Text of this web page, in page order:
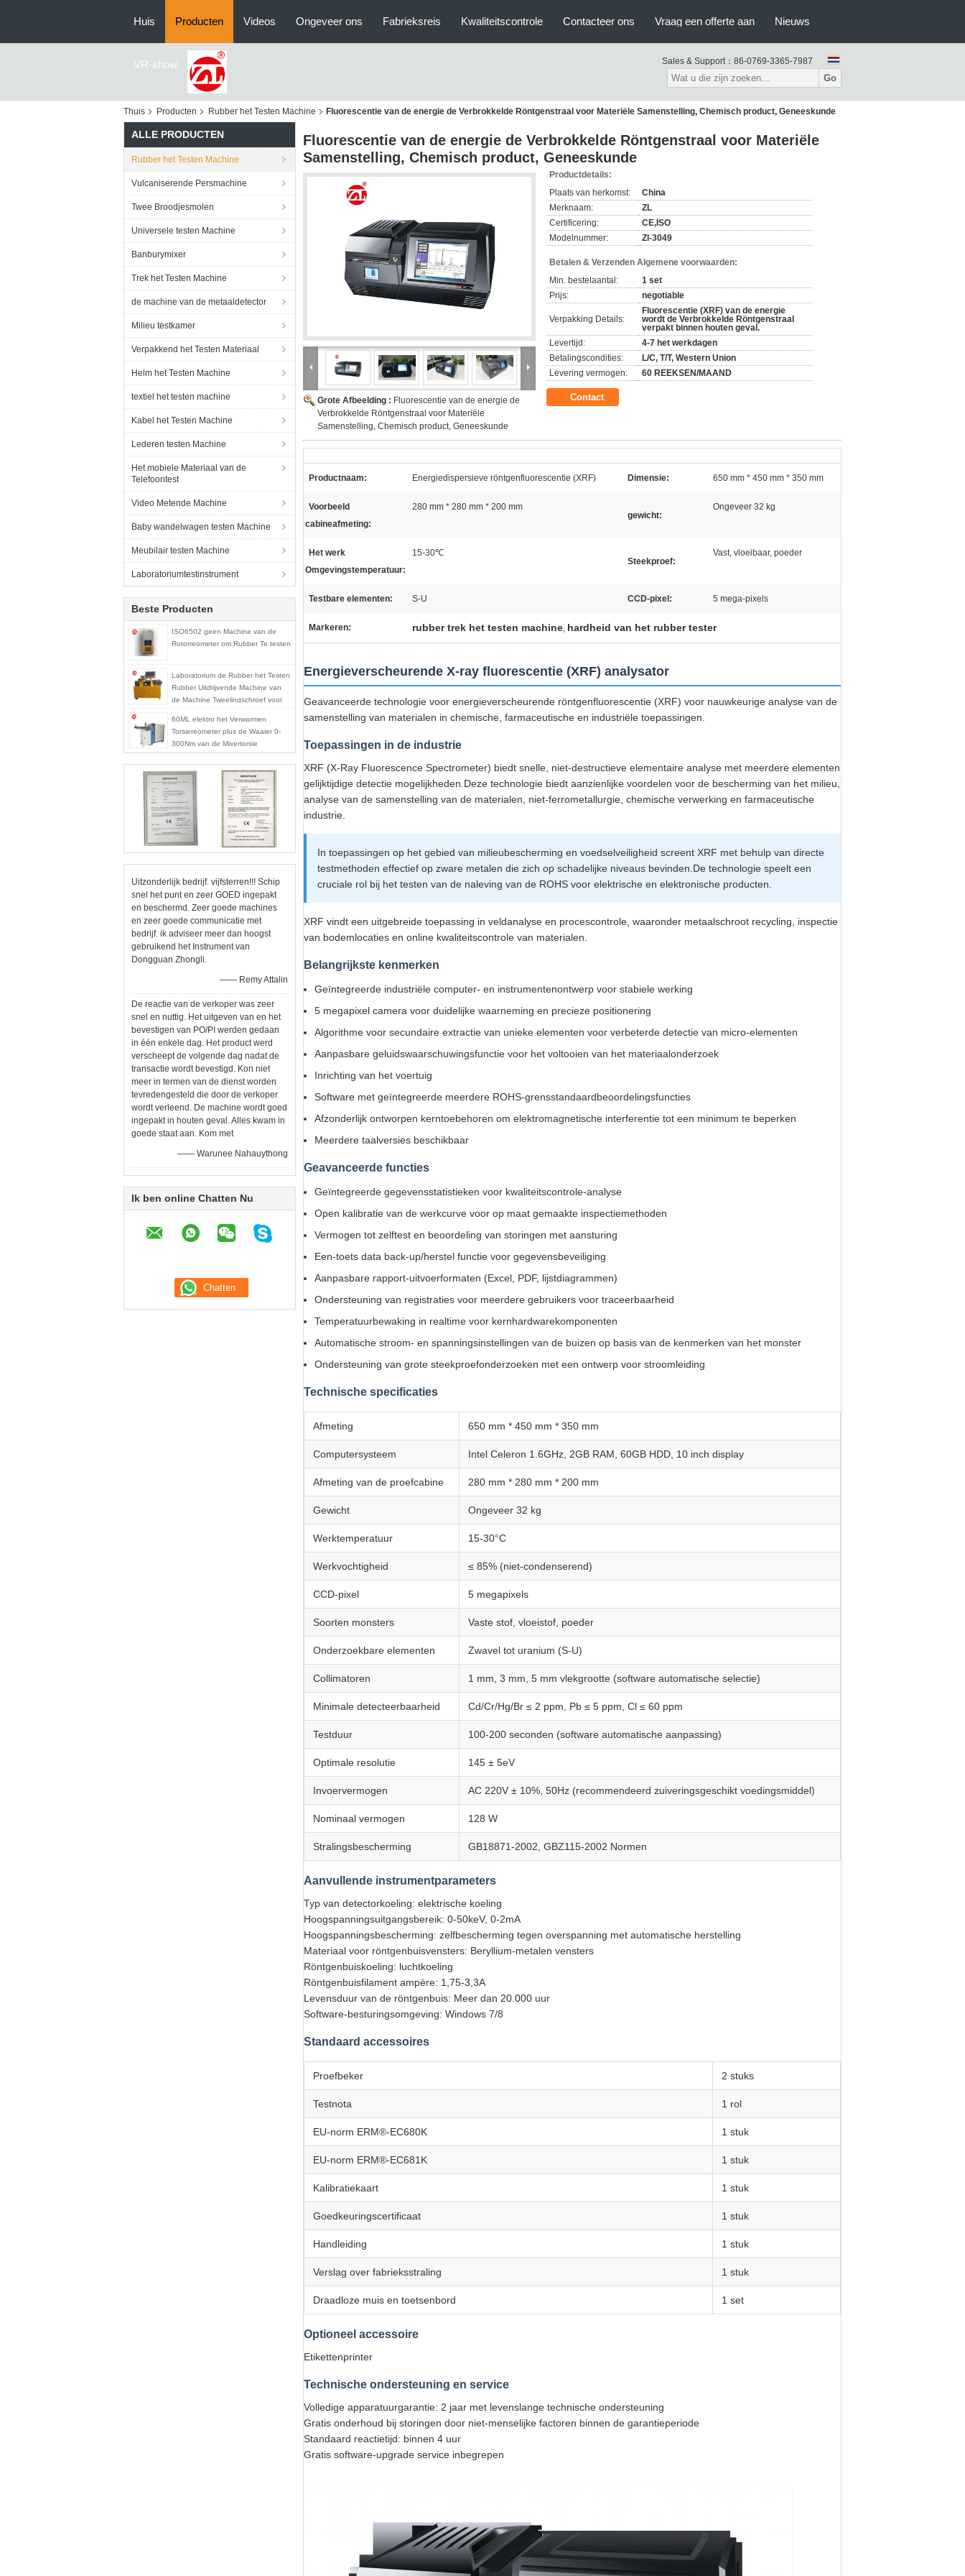
Huis Producten Videos Ongeveer ons Fabrieksreis Kwaliteitscontrole Contacteer ons Vraag een offerte aan Nieuws
VR-show Sales & Support： 86-0769-3365-7987
Go
Thuis Producten Rubber het Testen Machine Fluorescentie van de energie de Verbrokkelde Röntgenstraal voor Materiële Samenstelling, Chemisch product, Geneeskunde
ALLE PRODUCTEN
Rubber het Testen Machine
Vulcaniserende Persmachine
Twee Broodjesmolen
Universele testen Machine
Banburymixer
Trek het Testen Machine
de machine van de metaaldetector
Milieu testkamer
Verpakkend het Testen Materiaal
Helm het Testen Machine
textiel het testen machine
Kabel het Testen Machine
Lederen testen Machine
Het mobiele Materiaal van de
Telefoontest
Video Metende Machine
Baby wandelwagen testen Machine
Meubilair testen Machine
Laboratoriumtestinstrument
Beste Producten
ISO6502 geen Machine van de
Rotorreometer om Rubber Te testen
Laboratorium de Rubber het Testen
Rubber Uitdrijvende Machine van
de Machine Tweelingschroef voor
60ML elektro het Verwarmen
Torsiereometer plus de Waaier 0-
300Nm van de Mixertorsie
Uitzonderlijk bedrijf. vijfsterren!!! Schip
snel het punt en zeer GOED ingepakt
en beschermd. Zeer goede machines
en zeer goede communicatie met
bedrijf. ik adviseer meer dan hoogst
gebruikend het Instrument van
Dongguan Zhongli.
—— Remy Attalin
De reactie van de verkoper was zeer
snel en nuttig. Het uitgeven van en het
bevestigen van PO/PI werden gedaan
in één enkele dag. Het product werd
verscheept de volgende dag nadat de
transactie wordt bevestigd. Kon niet
meer in termen van de dienst worden
tevredengesteld die door de verkoper
wordt verleend. De machine wordt goed
ingepakt in houten geval. Alles kwam in
goede staat aan. Kom met
—— Warunee Nahauythong
Ik ben online Chatten Nu
Fluorescentie van de energie de Verbrokkelde Röntgenstraal voor Materiële
Samenstelling, Chemisch product, Geneeskunde
Grote Afbeelding : Fluorescentie van de energie de
Verbrokkelde Röntgenstraal voor Materiële
Samenstelling, Chemisch product, Geneeskunde
Productdetails:
Plaats van herkomst:
China
Merknaam:
ZL
Certificering:
CE,ISO
Modelnummer:
Zl-3049
Betalen & Verzenden Algemene voorwaarden:
Min. bestelaantal:
1 set
Prijs:
negotiable
Verpakking Details:
Fluorescentie (XRF) van de energie
wordt de Verbrokkelde Röntgenstraal
verpakt binnen houten geval.
Levertijd:
4-7 het werkdagen
Betalingscondities:
L/C, T/T, Western Union
Levering vermogen:
60 REEKSEN/MAAND
Contact
Productnaam: Energiedispersieve röntgenfluorescentie (XRF) Dimensie: 650 mm * 450 mm * 350 mm
Voorbeeld
cabineafmeting:
280 mm * 280 mm * 200 mm
gewicht:
Ongeveer 32 kg
Het werk
Omgevingstemperatuur:
15-30℃
Steekproef:
Vast, vloeibaar, poeder
Testbare elementen: S-U CCD-pixel: 5 mega-pixels
Markeren: rubber trek het testen machine, hardheid van het rubber tester
Energieverscheurende X-ray fluorescentie (XRF) analysator
Geavanceerde technologie voor energieverscheurende röntgenfluorescentie (XRF) voor nauwkeurige analyse van de
samenstelling van materialen in chemische, farmaceutische en industriële toepassingen.
Toepassingen in de industrie
XRF (X-Ray Fluorescence Spectrometer) biedt snelle, niet-destructieve elementaire analyse met meerdere elementen
gelijktijdige detectie mogelijkheden.Deze technologie biedt aanzienlijke voordelen voor de bescherming van het milieu,
analyse van de samenstelling van de materialen, niet-ferrometallurgie, chemische verwerking en farmaceutische
industrie.
In toepassingen op het gebied van milieubescherming en voedselveiligheid screent XRF met behulp van directe
testmethoden effectief op zware metalen die zich op schadelijke niveaus bevinden.De technologie speelt een
cruciale rol bij het testen van de naleving van de ROHS voor elektrische en elektronische producten.
XRF vindt een uitgebreide toepassing in veldanalyse en procescontrole, waaronder metaalschroot recycling, inspectie
van bodemlocaties en online kwaliteitscontrole van materialen.
Belangrijkste kenmerken
Geïntegreerde industriële computer- en instrumentenontwerp voor stabiele werking
5 megapixel camera voor duidelijke waarneming en precieze positionering
Algorithme voor secundaire extractie van unieke elementen voor verbeterde detectie van micro-elementen
Aanpasbare geluidswaarschuwingsfunctie voor het voltooien van het materiaalonderzoek
Inrichting van het voertuig
Software met geïntegreerde meerdere ROHS-grensstandaardbeoordelingsfuncties
Afzonderlijk ontworpen kerntoebehoren om elektromagnetische interferentie tot een minimum te beperken
Meerdere taalversies beschikbaar
Geavanceerde functies
Geïntegreerde gegevensstatistieken voor kwaliteitscontrole-analyse
Open kalibratie van de werkcurve voor op maat gemaakte inspectiemethoden
Vermogen tot zelftest en beoordeling van storingen met aansturing
Een-toets data back-up/herstel functie voor gegevensbeveiliging
Aanpasbare rapport-uitvoerformaten (Excel, PDF, lijstdiagrammen)
Ondersteuning van registraties voor meerdere gebruikers voor traceerbaarheid
Temperatuurbewaking in realtime voor kernhardwarekomponenten
Automatische stroom- en spanningsinstellingen van de buizen op basis van de kenmerken van het monster
Ondersteuning van grote steekproefonderzoeken met een ontwerp voor stroomleiding
Technische specificaties
Afmeting 650 mm * 450 mm * 350 mm
Computersysteem Intel Celeron 1.6GHz, 2GB RAM, 60GB HDD, 10 inch display
Afmeting van de proefcabine 280 mm * 280 mm * 200 mm
Gewicht Ongeveer 32 kg
Werktemperatuur 15-30°C
Werkvochtigheid ≤ 85% (niet-condenserend)
CCD-pixel 5 megapixels
Soorten monsters Vaste stof, vloeistof, poeder
Onderzoekbare elementen Zwavel tot uranium (S-U)
Collimatoren 1 mm, 3 mm, 5 mm vlekgrootte (software automatische selectie)
Minimale detecteerbaarheid Cd/Cr/Hg/Br ≤ 2 ppm, Pb ≤ 5 ppm, Cl ≤ 60 ppm
Testduur 100-200 seconden (software automatische aanpassing)
Optimale resolutie 145 ± 5eV
Invoervermogen AC 220V ± 10%, 50Hz (recommendeerd zuiveringsgeschikt voedingsmiddel)
Nominaal vermogen 128 W
Stralingsbescherming GB18871-2002, GBZ115-2002 Normen
Aanvullende instrumentparameters
Typ van detectorkoeling: elektrische koeling
Hoogspanningsuitgangsbereik: 0-50keV, 0-2mA
Hoogspanningsbescherming: zelfbescherming tegen overspanning met automatische herstelling
Materiaal voor röntgenbuisvensters: Beryllium-metalen vensters
Röntgenbuiskoeling: luchtkoeling
Röntgenbuisfilament ampère: 1,75-3,3A
Levensduur van de röntgenbuis: Meer dan 20.000 uur
Software-besturingsomgeving: Windows 7/8
Standaard accessoires
Proefbeker 2 stuks
Testnota 1 rol
EU-norm ERM®-EC680K 1 stuk
EU-norm ERM®-EC681K 1 stuk
Kalibratiekaart 1 stuk
Goedkeuringscertificaat 1 stuk
Handleiding 1 stuk
Verslag over fabrieksstraling 1 stuk
Draadloze muis en toetsenbord 1 set
Optioneel accessoire
Etikettenprinter
Technische ondersteuning en service
Volledige apparatuurgarantie: 2 jaar met levenslange technische ondersteuning
Gratis onderhoud bij storingen door niet-menselijke factoren binnen de garantieperiode
Standaard reactietijd: binnen 4 uur
Gratis software-upgrade service inbegrepen